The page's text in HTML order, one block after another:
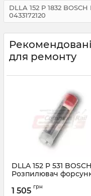
DLLA 152 P 1832
0433172120
для ремонту
DLLA 152 P 531 BOSCH
Розпилювач
Артикул:
1 505 грн